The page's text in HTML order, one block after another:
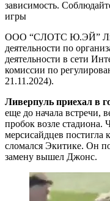
зависимость.
игры
ООО “СЛОТС Ю.ЭЙ”
деятельности по
деятельности в сети
комиссии по
21.11.2024).
Ливерпуль приехал в
еще до начала встречи,
пробок возле стадиона.
мерсисайдцев постигла
сломался Экитике. Он
замену вышел Джонс.